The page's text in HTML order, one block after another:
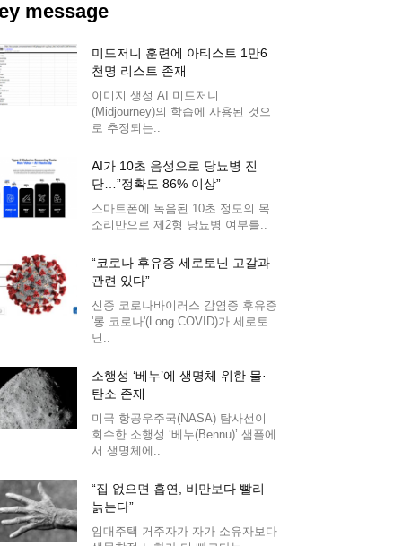
message
미드저니 훈련에 아티스트 1만6
천명 리스트 존재
이미지 생성 AI 미드저니
(Midjourney)의 학습에 사용된 것으
로 추정되는..
AI가 10초 음성으로 당뇨병 진
단…”정확도 86% 이상”
스마트폰에 녹음된 10초 정도의 목
소리만으로 제2형 당뇨병 여부를..
“코로나 후유증 세로토닌 고갈과
관련 있다”
신종 코로나바이러스 감염증 후유증
'롱 코로나'(Long COVID)가 세로토
닌..
소행성 ‘베누’에 생명체 위한 물·
탄소 존재
미국 항공우주국(NASA) 탐사선이
회수한 소행성 ‘베누(Bennu)’ 샘플에
서 생명체에..
“집 없으면 흡연, 비만보다 빨리
늙는다”
임대주택 거주자가 자가 소유자보다